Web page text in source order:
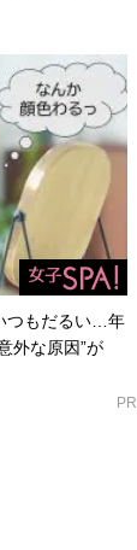
つもだるい…年
外な原因”が
PR